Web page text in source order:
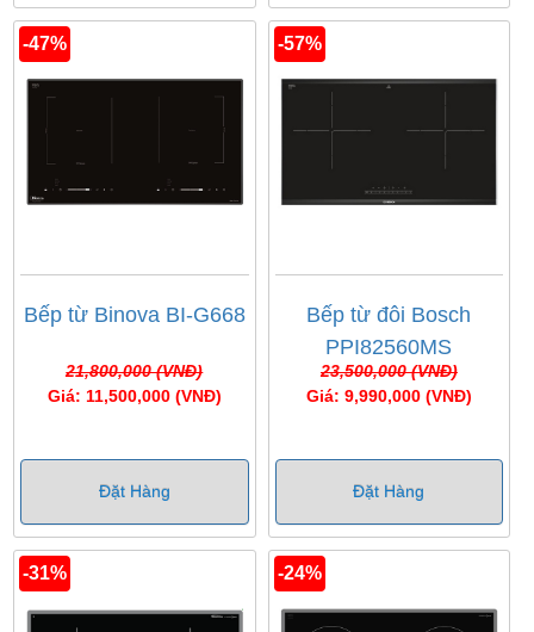
-47%
Bếp từ Binova BI-G668
21,800,000 (VNĐ)
Giá: 11,500,000 (VNĐ)
Đặt Hàng
-57%
Bếp từ đôi Bosch
PPI82560MS
23,500,000 (VNĐ)
Giá: 9,990,000 (VNĐ)
Đặt Hàng
-31% -24%